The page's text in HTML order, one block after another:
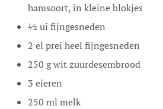
hamsoort, in kleine blokjes
½ ui fijngesneden
2 el prei heel fijngesneden
250 gwit zuurdesembrood
3 eieren
250 ml melk